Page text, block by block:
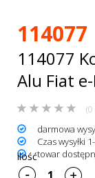
AKCESORIA
SPORTOWE
Turystyka
Przyczepy
114077
114077
Alu Fiat
(0
darmowa
Czas wysyłki
towar
ilość